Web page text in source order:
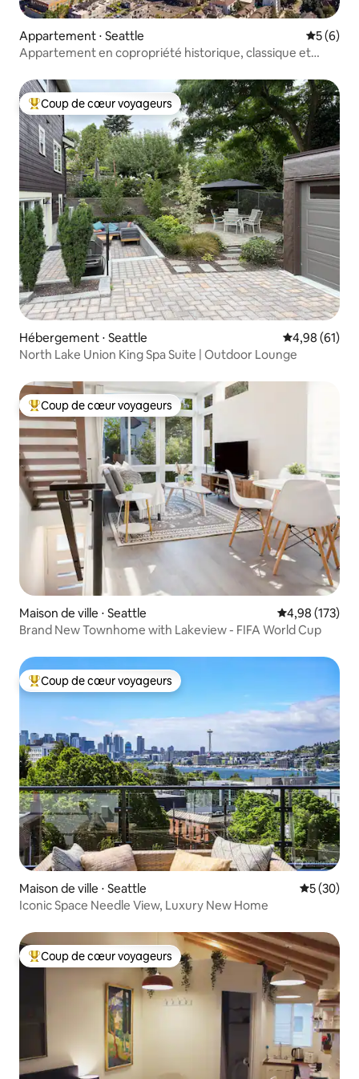
Appartement ⋅ Seattle
5 (6)
Appartement en copropriété historique, classique et
Coups de cœur voyageurs les plus appréciés
Coup de cœur voyageurs
Hébergement ⋅ Seattle Évaluation
4,98 (61)
North Lake Union King Spa Suite | Outdoor Lounge
Coups de cœur voyageurs les plus appréciés
Coup de cœur voyageurs
Maison de ville ⋅ Seattle Évaluation
4,98 (173)
Brand New Townhome with Lakeview - FIFA World Cup
Coups de cœur voyageurs les plus appréciés
Coup de cœur voyageurs
Maison de ville ⋅ Seattle
5 (30)
Iconic Space Needle View, Luxury New Home
Coups de cœur voyageurs les plus appréciés
Coup de cœur voyageurs